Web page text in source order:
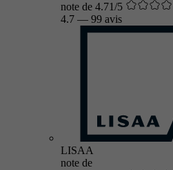
note de 4.71/5
4.7 — 99 avis
LISAA
note de